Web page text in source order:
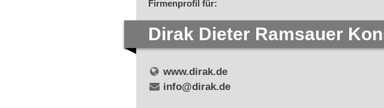
Firmenprofil für:
Dirak Dieter Ramsauer
www.dirak.de
info@dirak.de